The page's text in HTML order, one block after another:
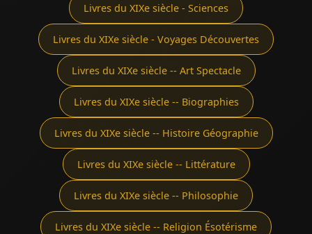
Livres du XIXe siècle - Sciences
Livres du XIXe siècle - Voyages Découvertes
Livres du XIXe siècle -- Art Spectacle
Livres du XIXe siècle -- Biographies
Livres du XIXe siècle -- Histoire Géographie
Livres du XIXe siècle -- Littérature
Livres du XIXe siècle -- Philosophie
Livres du XIXe siècle -- Religion Ésotérisme